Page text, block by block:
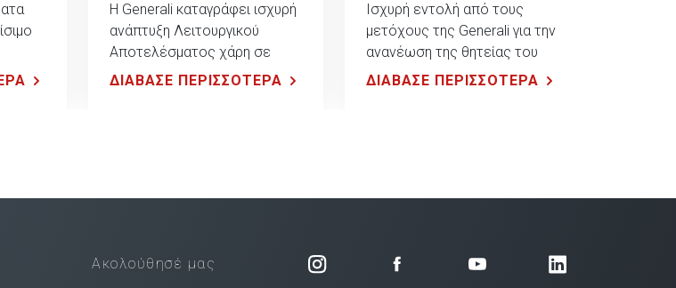
Η Generali καταγράφει ισχυρή
ανάπτυξη Λειτουργικού
Αποτελέσματος χάρη σε
όλους τους επιχειρηματικούς
ΔΙΑΒΑΣΕ ΠΕΡΙΣΣΟΤΕΡΑ
Ισχυρή εντολή από τους
μετόχους της Generali για την
ανανέωση της θητείας του
Philippe Donnet
ΔΙΑΒΑΣΕ ΠΕΡΙΣΣΟΤΕΡΑ
Ακολούθησέ μας